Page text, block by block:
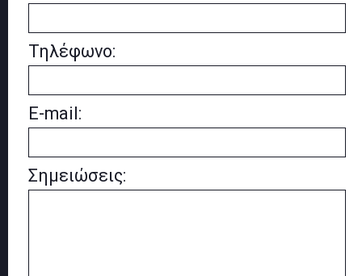
Τηλέφωνο:
E-mail:
Σημειώσεις: